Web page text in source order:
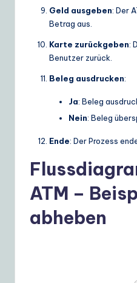
Geld ausgeben: Der
Betrag aus.
Karte zurückgeben:
Benutzer zurück.
Beleg ausdrucken:
Ja: Beleg
Nein: Beleg
Ende: Der Prozess
ATM –
abheben